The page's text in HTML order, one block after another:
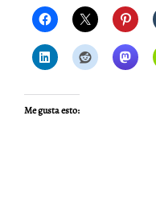
Me gusta esto: